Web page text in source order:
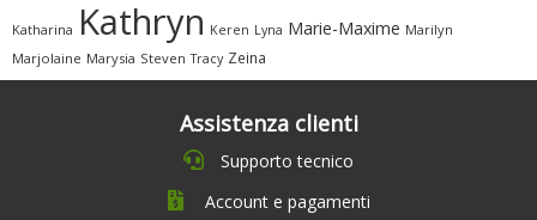
Katharina Kathryn Keren Lyna Marie-Maxime Marilyn
Marjolaine Marysia Steven Tracy Zeina
Assistenza clienti
Supporto tecnico
Account e pagamenti